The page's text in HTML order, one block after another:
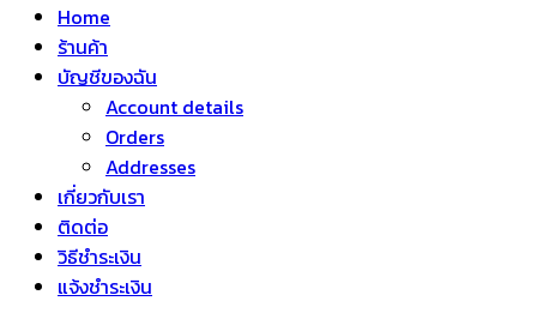
Home
ร้านค้า
บัญชีของฉัน
Account details
Orders
Addresses
เกี่ยวกับเรา
ติดต่อ
วิธีชำระเงิน
แจ้งชำระเงิน